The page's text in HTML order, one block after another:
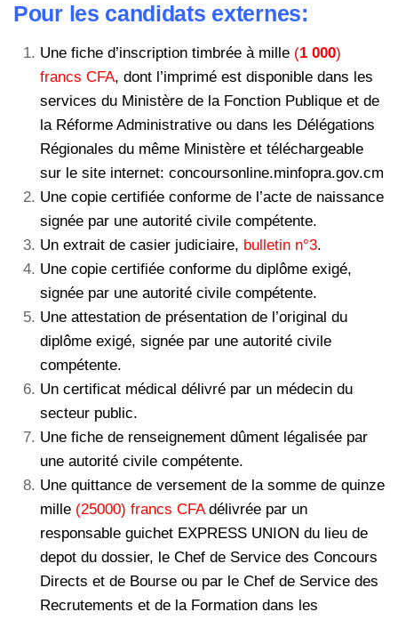
Pour les candidats externes:
Une fiche d’inscription timbrée à mille (1 000)
francs CFA, dont l’imprimé est disponible dans les
services du Ministère de la Fonction Publique et de
la Réforme Administrative ou dans les Délégations
Régionales du même Ministère et téléchargeable
sur le site internet: concoursonline.minfopra.gov.cm
Une copie certifiée conforme de l’acte de naissance
signée par une autorité civile compétente.
Un extrait de casier judiciaire, bulletin n°3.
Une copie certifiée conforme du diplôme exigé,
signée par une autorité civile compétente.
Une attestation de présentation de l’original du
diplôme exigé, signée par une autorité civile
compétente.
Un certificat médical délivré par un médecin du
secteur public.
Une fiche de renseignement dûment légalisée par
une autorité civile compétente.
Une quittance de versement de la somme de quinze
mille (25000) francs CFAdélivrée par un
responsable guichet EXPRESS UNION du lieu de
depot du dossier, le Chef de Service des Concours
Directs et de Bourse ou par le Chef de Service des
Recrutements et de la Formation dans les